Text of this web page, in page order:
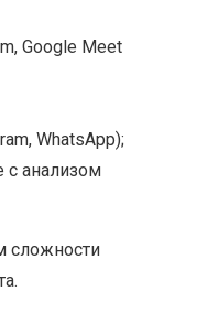
Google Meet
WhatsApp);
с анализом
сложности